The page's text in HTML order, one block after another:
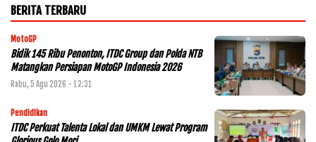
BERITA TERBARU
MotoGP
Bidik 145 Ribu Penonton, ITDC Group dan Polda NTB
Matangkan Persiapan MotoGP Indonesia 2026
Rabu, 5 Agu 2026 - 12:31
Pendidikan
ITDC Perkuat Talenta Lokal dan UMKM Lewat Program